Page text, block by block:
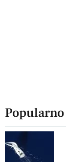
Popularno